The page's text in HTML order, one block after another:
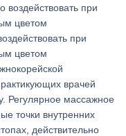
при
цветом
врачей
Регулярное массажное
точки внутренних
действительно